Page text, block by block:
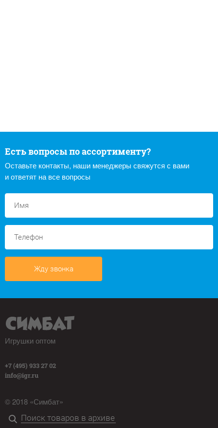
Есть вопросы по ассортименту?
Оставьте контакты, наши менеджеры свяжутся с вами
и ответят на все вопросы
Жду звонка
Игрушки оптом
+7 (495) 933 27 02
info@igr.ru
© 2018 «Симбат»